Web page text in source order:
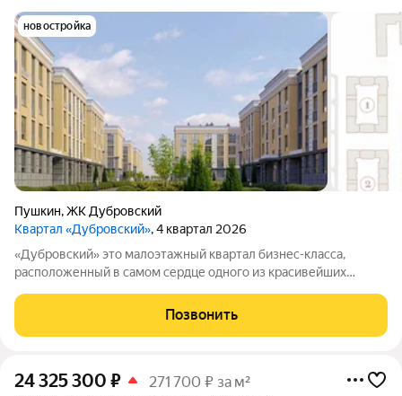
новостройка
Пушкин,ЖК Дубровский
Квартал «Дубровский», 4 квартал 2026
«Дубровский» это малоэтажный квартал бизнес-класса,
расположенный в самом сердце одного из красивейших
минутах от памятника мировой архитектуры и дворцово-
паркового искусства
Позвонить
24 325 300 ₽ 271 700 ₽ за м²